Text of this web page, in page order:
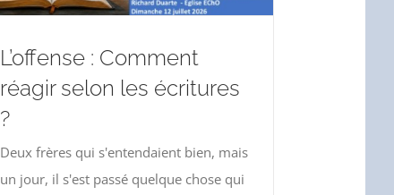
L’offense : Comment
réagir selon les écritures
?
Deux frères qui s'entendaient bien, mais
un jour, il s'est passé quelque chose qui